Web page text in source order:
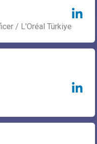
/ L'Oréal Türkiye